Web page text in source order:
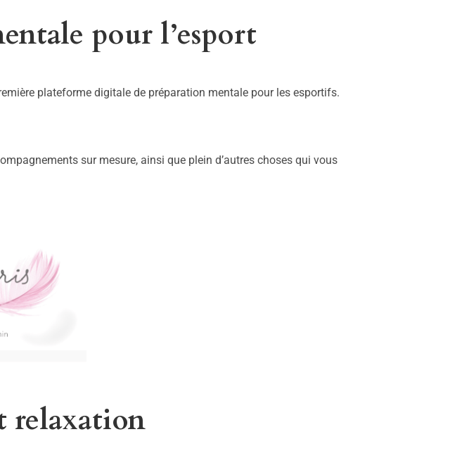
pour l’esport
plateforme digitale de préparation mentale pour les esportifs.
sur mesure, ainsi que plein d’autres choses qui vous
relaxation